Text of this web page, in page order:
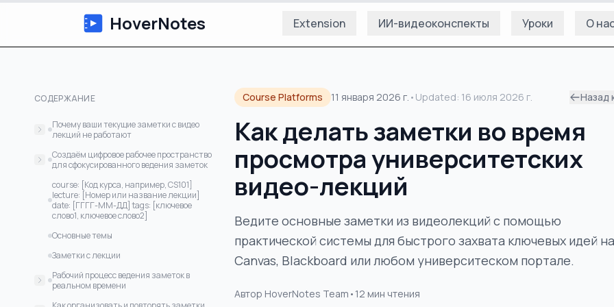
HoverNotes Extension ИИ-видеоконспекты Уроки О
СОДЕРЖАНИЕ
Почему ваши текущие заметки с видео
лекций не работают
Кривая забывания неумолима
Хаос разбросанных скриншотов и
риски приватности
Создаём цифровое рабочее пространство
для сфокусированного ведения заметок
Выбор инструмента для заметок
Создайте простой шаблон для лекций
course: [Код курса, например, CS101]
lecture: [Номер или название лекции]
date: [ГГГГ-ММ-ДД] tags: [ключевое
слово1, ключевое слово2]
Основные темы
Заметки с лекции
Рабочий процесс ведения заметок в
реальном времени
Позвольте ИИ сделать первый
Course Platforms 11 января 2026 г. • Updated: 16 июля 2026 г. Назад
Как делать заметки во время
просмотра университетских
видео-лекций
Ведите основные заметки из видеолекций с помощью
практической системы для быстрого захвата ключевых идей на
Canvas, Blackboard или любом университеском портале.
Автор HoverNotes Team • 12 мин чтения